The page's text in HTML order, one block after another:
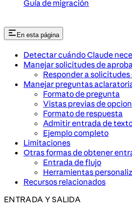
Guía de migración
En esta página
Detectar cuándo Claude
Manejar solicitudes de
Responder a
Manejar preguntas
Formato de pregunta
Vistas previas de
Formato de respuesta
Admitir entrada de
Ejemplo completo
Limitaciones
Otras formas de obtener
Entrada de flujo
Herramientas
Recursos relacionados
ENTRADA Y SALIDA